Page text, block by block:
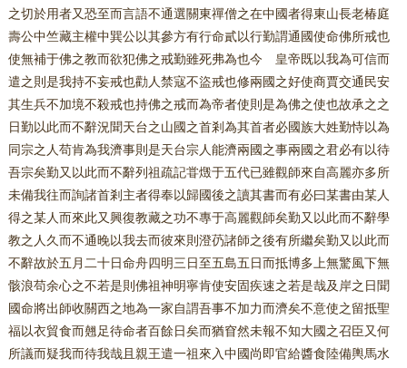
之切於用者又恐至而言語不通選關東禪僧之在中國者得東山長老椿庭
壽公中竺藏主權中巽公以其參方有行命貳以行勤謂通國使命佛所戒也
使無補于佛之教而欲犯佛之戒勤雖死弗為也今 皇帝既以我為可信而
遣之則是我持不妄戒也勸人禁寇不盜戒也修兩國之好使商賈交通民安
其生兵不加境不殺戒也持佛之戒而為帝者使則是為佛之使也故承之之
日勤以此而不辭況聞天台之山國之首剎為其首者必國族大姓勤恃以為
同宗之人苟肯為我濟事則是天台宗人能濟兩國之事兩國之君必有以待
吾宗矣勤又以此而不辭列祖疏記甞燬于五代已雖觀師來自高麗亦多所
未備我往而詢諸首剎主者得奉以歸國後之讀其書而有必曰某書由某人
得之某人而來此又興復教藏之功不專于高麗觀師矣勤又以此而不辭學
教之人久而不通晚以我去而彼來則澄芿諸師之後有所繼矣勤又以此而
不辭故於五月二十日命舟四明三日至五島五日而抵博多上無驚風下無
骸浪苟余心之不若是則佛祖神明寧肯使安固疾速之若是哉及岸之日聞
國命將出師收關西之地為一家自謂吾事不加力而濟矣不意使之留抵聖
福以衣貿食而翹足待命者百餘日矣而猶窅然未報不知大國之召臣又何
所議而疑我而待我哉且親王遣一祖來入中國尚即官給醬食陸備輿馬水